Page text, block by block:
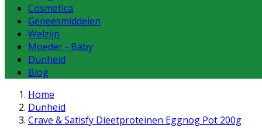
Cosmetica
Geneesmiddelen
Welzijn
Moeder - Baby
Dunheid
Blog
Home
Dunheid
Crave & Satisfy Dieetproteinen Eggnog Pot 200g